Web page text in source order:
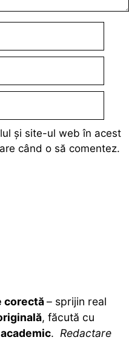
și site-ul web în acest
când o să comentez.
corectă– sprijin real
, făcută cu
. Redactare